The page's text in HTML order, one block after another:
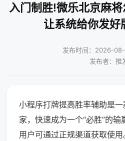
入门制胜!微乐北京麻
让系统给你发好
发布时间：2026-
发布者：推
小程序打牌提高胜率辅助是
家，快速成为一个“必胜”的
用户可通过正规渠道获取使用